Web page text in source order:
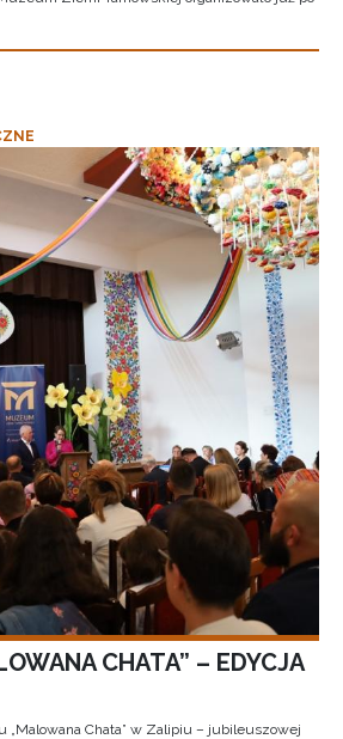
CHATA” – EDYCJA
„Malowana Chata” w Zalipiu – jubileuszowej